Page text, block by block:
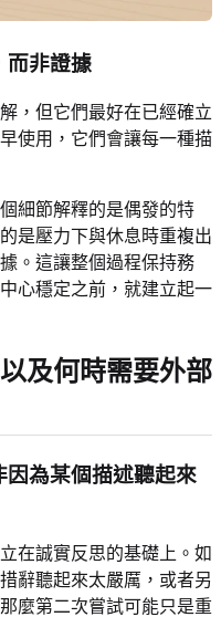
而非證據
，但它們最好在已經確立
使用，它們會讓每一種描
細節解釋的是偶發的特
是壓力下與休息時重複出
。這讓整個過程保持務
心穩定之前，就建立起一
及何時需要外部
為某個描述聽起來
在誠實反思的基礎上。如
辭聽起來太嚴厲，或者另
麼第二次嘗試可能只是重